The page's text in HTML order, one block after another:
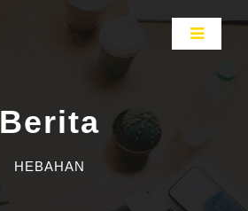
Berita
HEBAHAN